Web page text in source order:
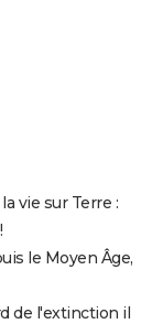
vie sur Terre :
le Moyen Âge,
de l'extinction il